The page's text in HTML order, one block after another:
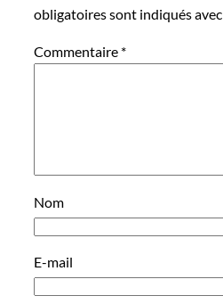
obligatoires sont indiqués avec
Commentaire *
Nom
E-mail